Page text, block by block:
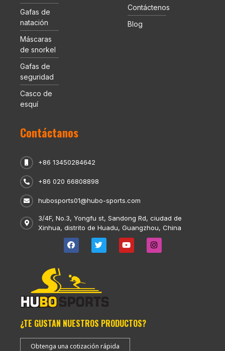
Gafas de
natación
Máscaras
de snorkel
Gafas de
seguridad
Casco de
esquí
Contáctenos
Blog
Contáctanos
+86 13450284642
+86 020 66808898
hubosports01@hubo-sports.com
3/4F, No.3, Yongfu st, Sandong Rd, ciudad de
Xinhua, distrito de Huadu, Guangzhou, China
¿TE GUSTAN NUESTROS PRODUCTOS?
Obtenga una cotización rápida